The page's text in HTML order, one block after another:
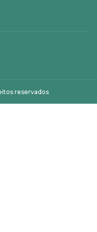
reservados